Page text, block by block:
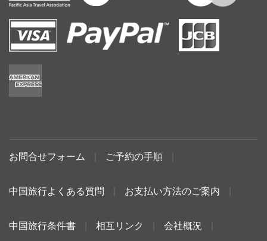
お問合せフォーム ご予約の手順
中国旅行よくある質問 お支払い方法のご案内
中国旅行条件書 相互リンク 会社概況